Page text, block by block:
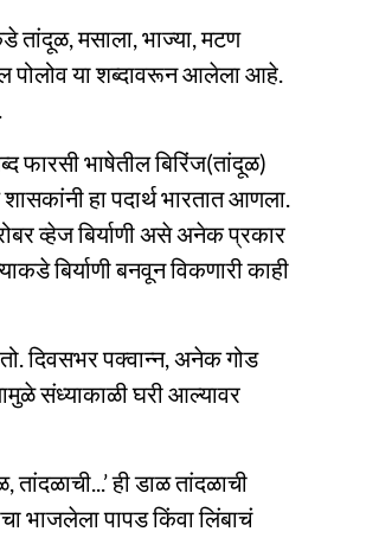
तांदूळ, मसाला, भाज्या, मटण
पोलोव या शब्दावरून आलेला आहे.
फारसी भाषेतील बिरिंज(तांदूळ)
हा पदार्थ भारतात आणला.
व्हेज बिर्याणी असे अनेक प्रकार
बिर्याणी बनवून विकणारी काही
दिवसभर पक्वान्न, अनेक गोड
संध्याकाळी घरी आल्यावर
ही डाळ तांदळाची
भाजलेला पापड किंवा लिंबाचं